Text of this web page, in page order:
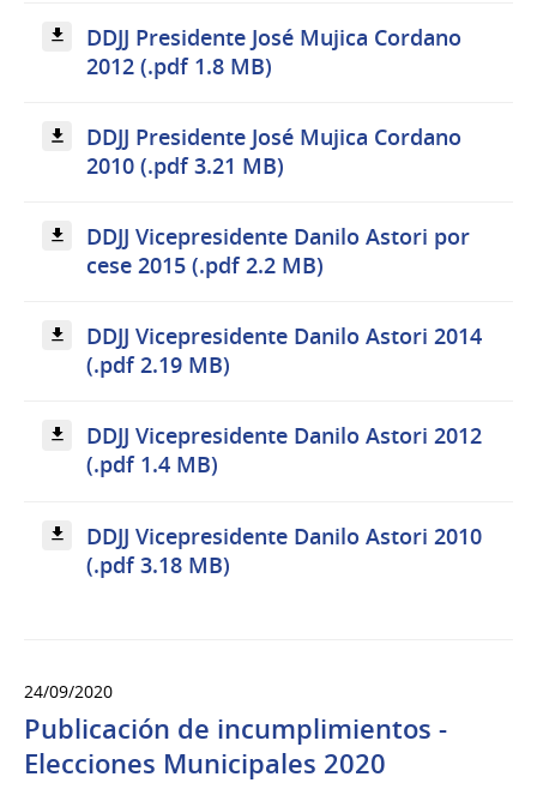
DDJJ Presidente José Mujica Cordano
2012 (.pdf 1.8 MB)
DDJJ Presidente José Mujica Cordano
2010 (.pdf 3.21 MB)
DDJJ Vicepresidente Danilo Astori por
cese 2015 (.pdf 2.2 MB)
DDJJ Vicepresidente Danilo Astori 2014
(.pdf 2.19 MB)
DDJJ Vicepresidente Danilo Astori 2012
(.pdf 1.4 MB)
DDJJ Vicepresidente Danilo Astori 2010
(.pdf 3.18 MB)
24/09/2020
Publicación de incumplimientos -
Elecciones Municipales 2020